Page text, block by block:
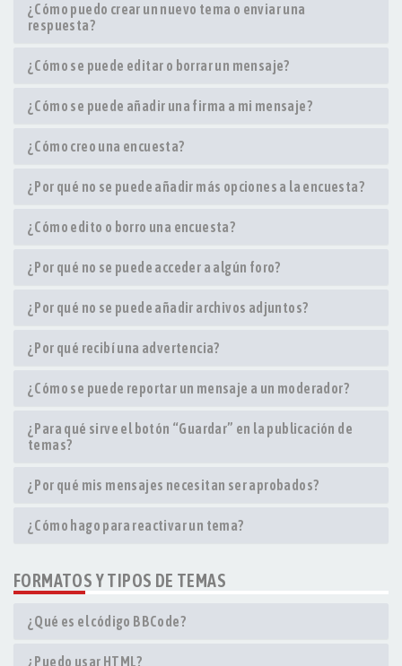
¿Cómo puedo crear un nuevo tema o enviar una
respuesta?
¿Cómo se puede editar o borrar un mensaje?
¿Cómo se puede añadir una firma a mi mensaje?
¿Cómo creo una encuesta?
¿Por qué no se puede añadir más opciones a la encuesta?
¿Cómo edito o borro una encuesta?
¿Por qué no se puede acceder a algún foro?
¿Por qué no se puede añadir archivos adjuntos?
¿Por qué recibí una advertencia?
¿Cómo se puede reportar un mensaje a un moderador?
¿Para qué sirve el botón “Guardar” en la publicación de
temas?
¿Por qué mis mensajes necesitan ser aprobados?
¿Cómo hago para reactivar un tema?
FORMATOS Y TIPOS DE TEMAS
¿Qué es el código BBCode?
¿Puedo usar HTML?